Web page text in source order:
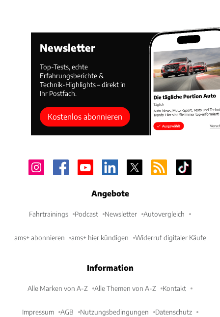
Der 300 SL gehörte 1986 einem Zahnarzt aus dem
zirka acht Kilometer nordöstlich von Ingolstadt
Eichstätt gehörende Kennzeichen verewigte Warhol
auch im dazugehörigen Siebdruck-Kunstwerk. Dies
identifizieren. Als der Zahnarzt im Jahr 2020 starb,
Warhol-Kunstwerke als auch den originalen 300 SL
Newsletter
Top-Tests, echte
Erfahrungsberichte &
Technik-Highlights – direkt in
Ihr Postfach.
Kostenlos abonnieren
Angebote
Fahrtrainings Podcast Newsletter Autovergleich
ams+ abonnieren ams+ hier kündigen Widerruf digitaler Käufe
Information
Alle Marken von A-Z Alle Themen von A-Z Kontakt
Impressum AGB Nutzungsbedingungen Datenschutz